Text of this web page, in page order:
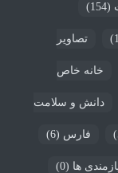
(154)
تصاویر
خانه خاص
دانش و سلامت
فارس (6)
ها (0)